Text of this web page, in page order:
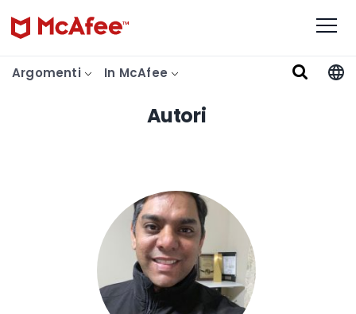
Argomenti In McAfee
Autori